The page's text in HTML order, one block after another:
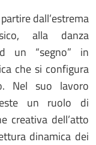
dall’estrema
alla danza
un “segno” in
che si configura
Nel suo lavoro
un ruolo di
creativa dell’atto
dinamica dei